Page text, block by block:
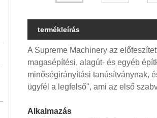
termékleírás
A Supreme Machinery az
magasépítési, alagút- és egyéb
minőségirányítási tanúsítványnak,
ügyfél a legfelső", ami az első
Alkalmazás